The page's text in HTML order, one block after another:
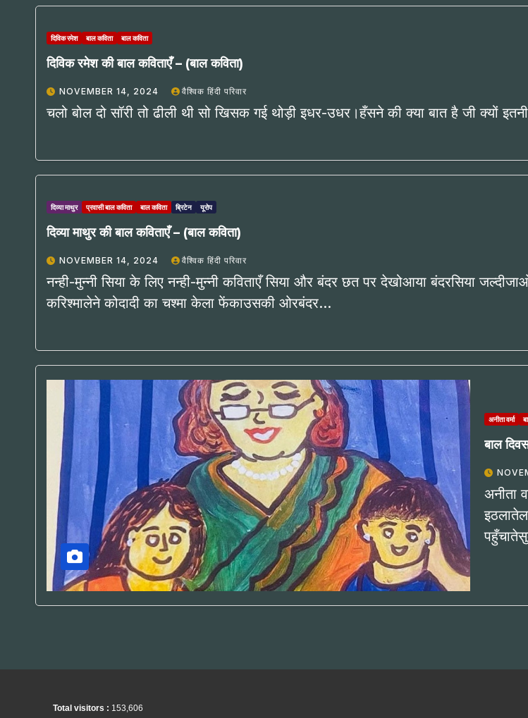
दिविक रमेश बाल कविता बाल कविता
दिविक रमेश की बाल कविताएँ – (बाल कविता)
NOVEMBER 14, 2024 वैश्विक हिंदी परिवार
चलो बोल दो सॉरी तो ढीली थी सो खिसक गई थोड़ी इधर-उधर।हँसने की क्या बात है जी क्यों
दिव्या माथुर प्रवासी बाल कविता बाल कविता ब्रिटेन यूरोप
दिव्या माथुर की बाल कविताएँ – (बाल कविता)
NOVEMBER 14, 2024 वैश्विक हिंदी परिवार
नन्ही-मुन्नी सिया के लिए नन्ही-मुन्नी कविताएँ सिया और बंदर छत पर देखोआया बंदरसिया
करिश्मालेने कोदादी का चश्मा केला फेंकाउसकी ओरबंदर…
अनीता वर्मा
बाल
अनीता
Total visitors : 153,606